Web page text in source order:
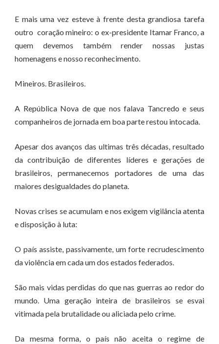
E mais uma vez esteve à frente desta grandiosa tarefa
outro coração mineiro: o ex-presidente Itamar Franco, a
quem devemos também render nossas justas
homenagens e nosso reconhecimento.
Mineiros. Brasileiros.
A República Nova de que nos falava Tancredo e seus
companheiros de jornada em boa parte restou intocada.
Apesar dos avanços das ultimas três décadas, resultado
da contribuição de diferentes líderes e gerações de
brasileiros, permanecemos portadores de uma das
maiores desigualdades do planeta.
Novas crises se acumulam e nos exigem vigilância atenta
e disposição à luta:
O país assiste, passivamente, um forte recrudescimento
da violência em cada um dos estados federados.
São mais vidas perdidas do que nas guerras ao redor do
mundo. Uma geração inteira de brasileiros se esvai
vitimada pela brutalidade ou aliciada pelo crime.
Da mesma forma, o país não aceita o regime de